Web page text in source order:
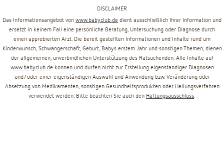
DISCLAIMER
Das Informationsangebot von www.babyclub.de dient ausschließlich Ihrer Information und
ersetzt in keinem Fall eine persönliche Beratung, Untersuchung oder Diagnose durch
einen approbierten Arzt. Die bereit gestellten Informationen und Inhalte rund um
Kinderwunsch, Schwangerschaft, Geburt, Babys erstem Jahr und sonstigen Themen, dienen
der allgemeinen, unverbindlichen Unterstützung des Ratsuchenden. Alle Inhalte auf
www.babyclub.de können und dürfen nicht zur Erstellung eigenständiger Diagnosen
und/oder einer eigenständigen Auswahl und Anwendung bzw. Veränderung oder
Absetzung von Medikamenten, sonstigen Gesundheitsprodukten oder Heilungsverfahren
verwendet werden. Bitte beachten Sie auch den Haftungsausschluss.